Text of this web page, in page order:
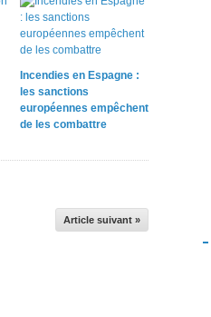
Incendies en Espagne :
les sanctions
européennes empêchent
de les combattre
Article suivant »